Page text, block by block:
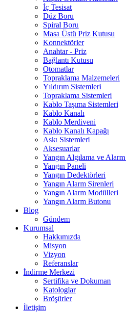
İç Tesisat
Düz Boru
Spiral Boru
Masa Üstü Priz Kutusu
Konnektörler
Anahtar - Priz
Bağlantı Kutusu
Otomatlar
Topraklama Malzemeleri
Yıldırım Sistemleri
Topraklama Sistemleri
Kablo Taşıma Sistemleri
Kablo Kanalı
Kablo Merdiveni
Kablo Kanalı Kapağı
Askı Sistemleri
Aksesuarlar
Yangın Algılama ve
Yangın Paneli
Yangın Dedektörleri
Yangın Alarm Sirenleri
Yangın Alarm Modülleri
Yangın Alarm Butonu
Blog
Gündem
Kurumsal
Hakkımızda
Misyon
Vizyon
Referanslar
İndirme Merkezi
Sertifika ve Dokuman
Katologlar
Bröşürler
İletişim